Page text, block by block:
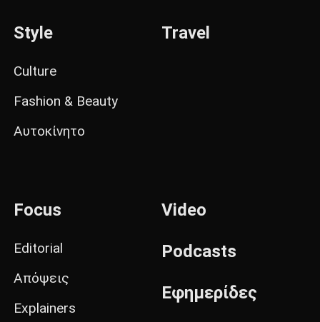
Style
Culture
Fashion & Beauty
Αυτοκίνητο
Travel
Focus
Editorial
Απόψεις
Explainers
Video
Podcasts
Εφημερίδες